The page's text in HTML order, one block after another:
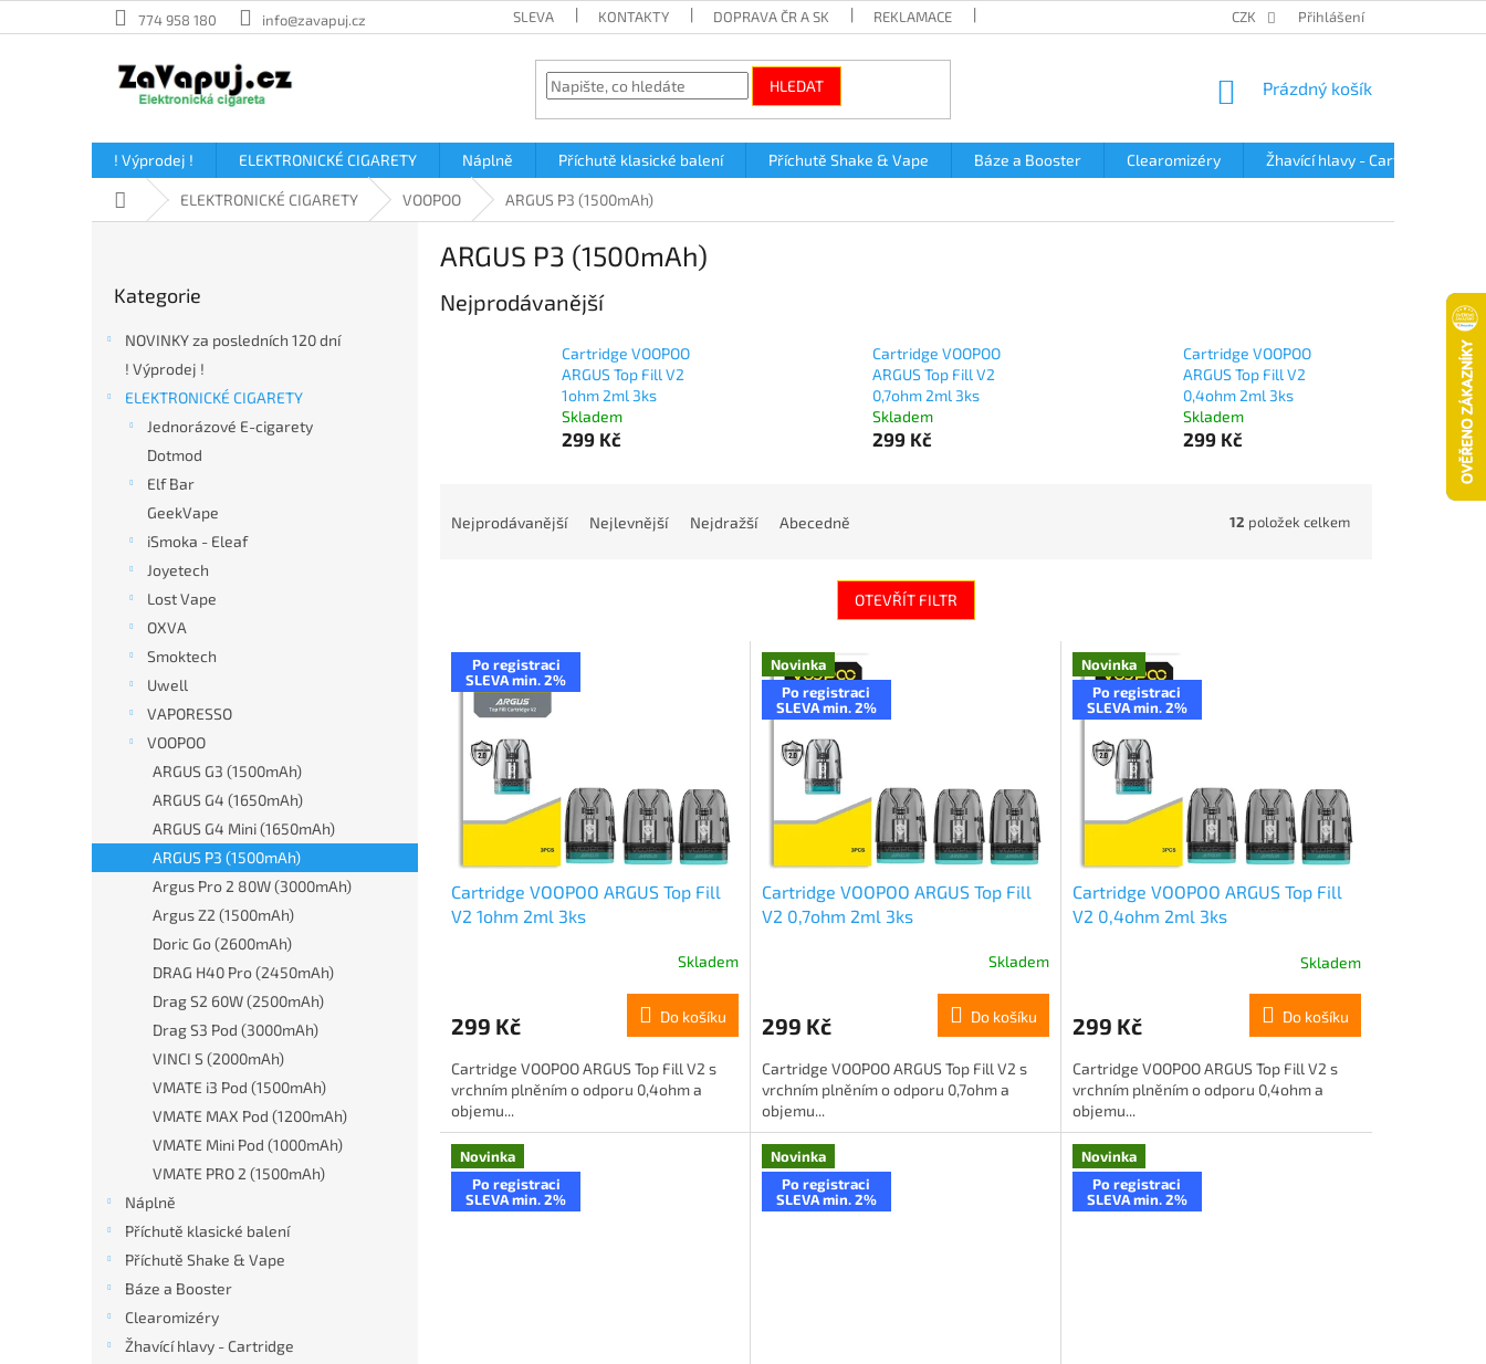
na
774 958 180 info@zavapuj.cz SLEVA KONTAKTY DOPRAVA ČR A SK REKLAMACE PODMÍNKY OCHRANY OSOBNÍCH ÚDAJŮ
CZK Přihlášení
HLEDAT
NÁKUPNÍ
Prázdný košík
! Výprodej ! ELEKTRONICKÉ CIGARETY Náplně Příchutě klasické balení Příchutě Shake & Vape Báze a Booster Clearomizéry Žhavící hlavy - Cartridge
Domů ELEKTRONICKÉ CIGARETY VOOPOO ARGUS P3 (1500mAh)
kategorie
Kategorie
NOVINKY za posledních 120 dní
! Výprodej !
ELEKTRONICKÉ CIGARETY
Jednorázové E-cigarety
Dotmod
Elf Bar
GeekVape
iSmoka - Eleaf
Joyetech
Lost Vape
OXVA
Smoktech
Uwell
VAPORESSO
VOOPOO
ARGUS G3 (1500mAh)
ARGUS G4 (1650mAh)
ARGUS G4 Mini (1650mAh)
ARGUS P3 (1500mAh)
Argus Pro 2 80W (3000mAh)
Argus Z2 (1500mAh)
Doric Go (2600mAh)
DRAG H40 Pro (2450mAh)
Drag S2 60W (2500mAh)
Drag S3 Pod (3000mAh)
VINCI S (2000mAh)
VMATE i3 Pod (1500mAh)
VMATE MAX Pod (1200mAh)
VMATE Mini Pod (1000mAh)
VMATE PRO 2 (1500mAh)
Náplně
Příchutě klasické balení
Příchutě Shake & Vape
Báze a Booster
Clearomizéry
Žhavící hlavy - Cartridge
ARGUS P3 (1500mAh)
Nejprodávanější
Cartridge VOOPOO
ARGUS Top Fill V2
1ohm 2ml 3ks
Skladem
299 Kč
Cartridge VOOPOO
ARGUS Top Fill V2
0,7ohm 2ml 3ks
Skladem
299 Kč
Cartridge VOOPOO
ARGUS Top Fill V2
0,4ohm 2ml 3ks
Skladem
299 Kč
Nejprodávanější Nejlevnější Nejdražší Abecedně 12 položek celkem
OTEVŘÍT FILTR
V
p
Po registraci
SLEVA min. 2%
Cartridge VOOPOO ARGUS Top Fill
V2 1ohm 2ml 3ks
Skladem
299 Kč Do košíku
Cartridge VOOPOO ARGUS Top Fill V2 s
vrchním plněním o odporu 0,4ohm a
objemu...
Novinka
Po registraci
SLEVA min. 2%
Cartridge VOOPOO ARGUS Top Fill
V2 0,7ohm 2ml 3ks
Skladem
299 Kč Do košíku
Cartridge VOOPOO ARGUS Top Fill V2 s
vrchním plněním o odporu 0,7ohm a
objemu...
Novinka
Po registraci
SLEVA min. 2%
Cartridge VOOPOO ARGUS Top Fill
V2 0,4ohm 2ml 3ks
Skladem
299 Kč Do košíku
Cartridge VOOPOO ARGUS Top Fill V2 s
vrchním plněním o odporu 0,4ohm a
objemu...
Novinka
Po registraci
SLEVA min. 2%
Novinka
Po registraci
SLEVA min. 2%
Novinka
Po registraci
SLEVA min. 2%